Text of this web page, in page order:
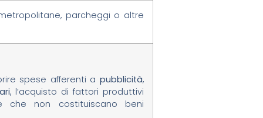
parcheggi o altre
spese afferenti a pubblicità,
, l’acquisto di fattori produttivi
che non costituiscano beni